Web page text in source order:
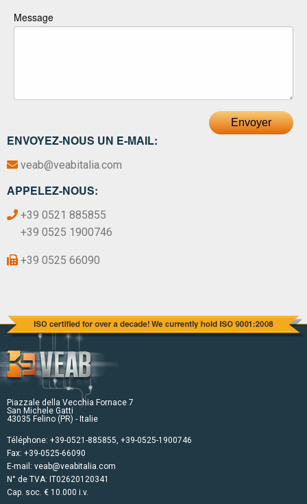
ENVOYEZ-NOUS UN E-MAIL:
veab@veabitalia.com
APPELEZ-NOUS:
+39 0521 885855
+39 0525 1900746
+39 0525 66090
Message
Envoyer
Piazzale della Vecchia Fornace 7
San Michele Gatti
43035 Felino (PR) - Italie
Téléphone: +39-0521-885855, +39-0525-1900746
Fax: +39-0525-66090
E-mail: veab@veabitalia.com
N° de TVA: IT02620120341
Cap. soc. € 10.000 i.v.